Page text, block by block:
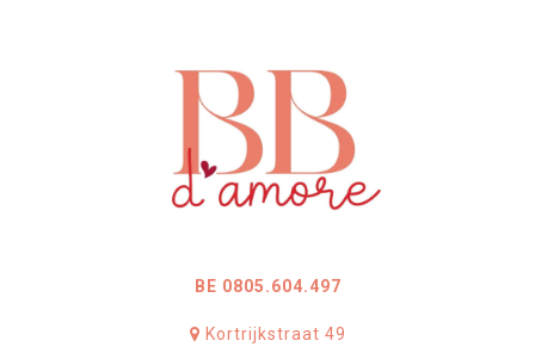
BE 0805.604.497
Kortrijkstraat 49